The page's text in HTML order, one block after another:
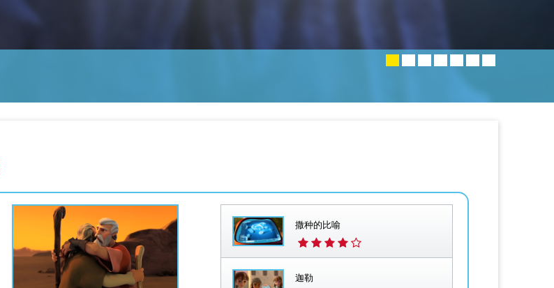
撒种的比喻
迦勒